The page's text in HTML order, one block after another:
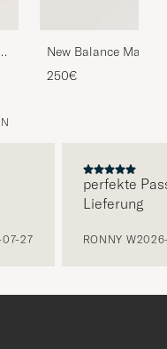
New Balance Made
Sneakers Black
250€
27
perfekte
Lieferung
RONNY W